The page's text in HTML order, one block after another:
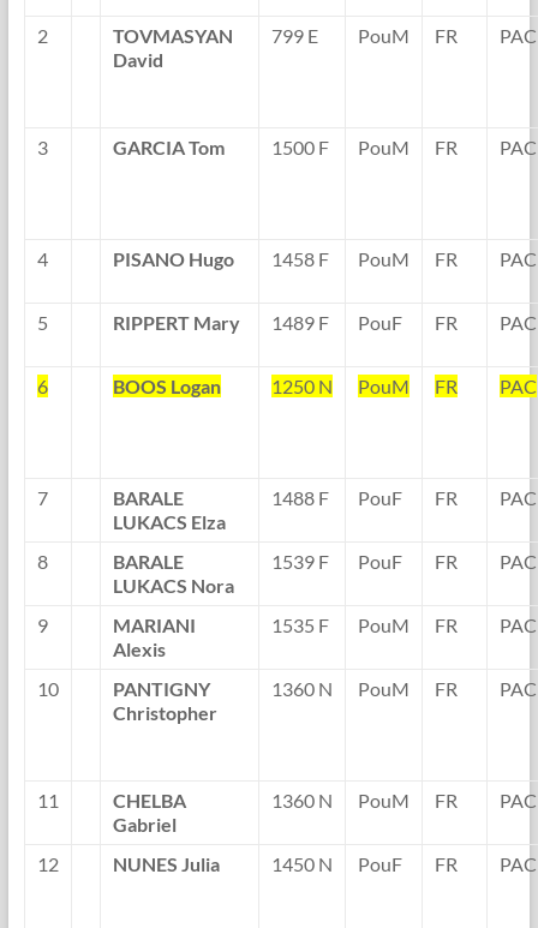
2
TOVMASYAN
David
799 E PouM FR PAC
3 GARCIA Tom 1500 F PouM FR PAC
4 PISANO Hugo 1458 F PouM FR PAC
5 RIPPERT Mary 1489 F PouF FR PAC
6 BOOS Logan 1250 N PouM FR PAC
7
BARALE
LUKACS Elza
1488 F PouF FR PAC
8
BARALE
LUKACS Nora
1539 F PouF FR PAC
9
MARIANI
Alexis
1535 F PouM FR PAC
10
PANTIGNY
Christopher
1360 N PouM FR PAC
11
CHELBA
Gabriel
1360 N PouM FR PAC
12 NUNES Julia 1450 N PouF FR PAC